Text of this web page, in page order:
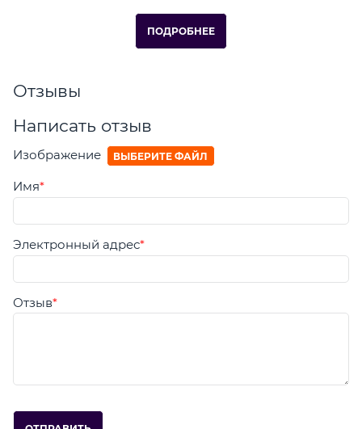
ПОДРОБНЕЕ
Отзывы
Написать отзыв
Изображение ВЫБЕРИТЕ ФАЙЛ
Имя
Электронный адрес
Отзыв